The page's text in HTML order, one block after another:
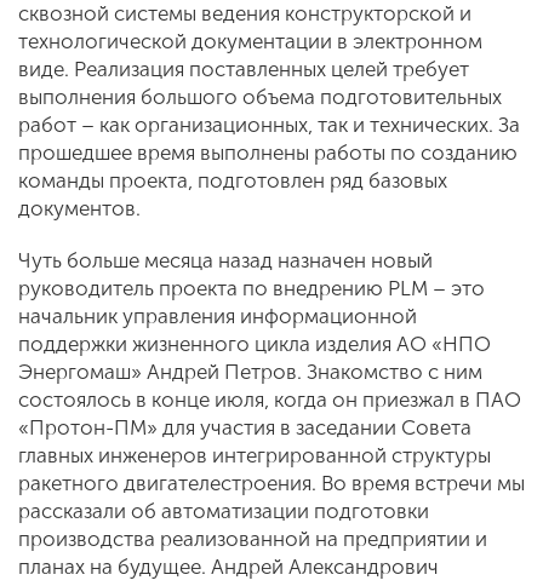
сквозной системы ведения конструкторской и
технологической документации в электронном
виде. Реализация поставленных целей требует
выполнения большого объема подготовительных
работ – как организационных, так и технических. За
прошедшее время выполнены работы по созданию
команды проекта, подготовлен ряд базовых
документов.
Чуть больше месяца назад назначен новый
руководитель проекта по внедрению PLM – это
начальник управления информационной
поддержки жизненного цикла изделия АО «НПО
Энергомаш» Андрей Петров. Знакомство с ним
состоялось в конце июля, когда он приезжал в ПАО
«Протон-ПМ» для участия в заседании Совета
главных инженеров интегрированной структуры
ракетного двигателестроения. Во время встречи мы
рассказали об автоматизации подготовки
производства реализованной на предприятии и
планах на будущее. Андрей Александрович